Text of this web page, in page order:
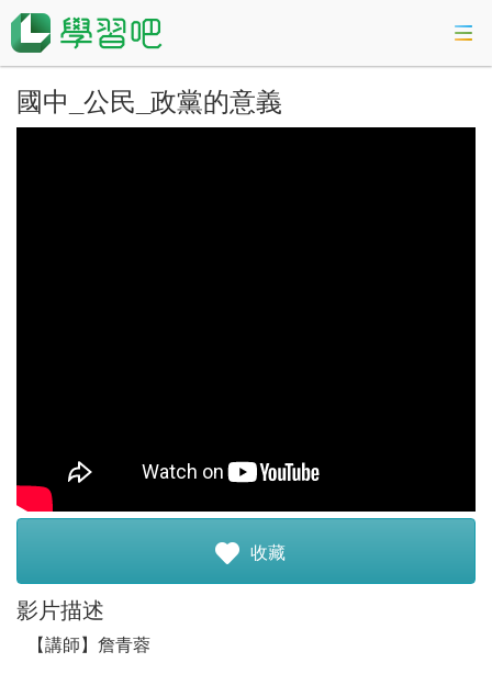
課程總覽
國中_公民_政黨的意義
收藏
影片描述
【講師】詹青蓉